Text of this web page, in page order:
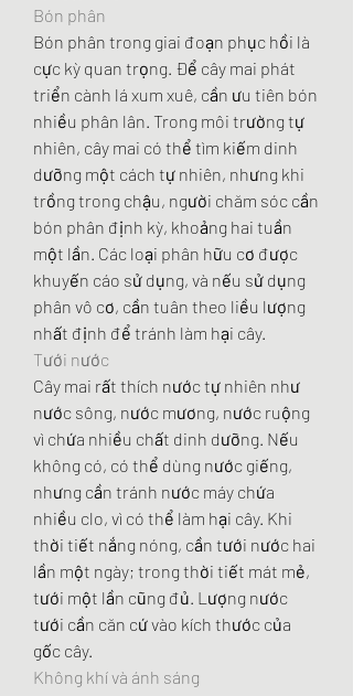
Bón phân
Bón phân trong giai đoạn phục hồi là
cực kỳ quan trọng. Để cây mai phát
triển cành lá xum xuê, cần ưu tiên bón
nhiều phân lân. Trong môi trường tự
nhiên, cây mai có thể tìm kiếm dinh
dưỡng một cách tự nhiên, nhưng khi
trồng trong chậu, người chăm sóc cần
bón phân định kỳ, khoảng hai tuần
một lần. Các loại phân hữu cơ được
khuyến cáo sử dụng, và nếu sử dụng
phân vô cơ, cần tuân theo liều lượng
nhất định để tránh làm hại cây.
Tưới nước
Cây mai rất thích nước tự nhiên như
nước sông, nước mương, nước ruộng
vì chứa nhiều chất dinh dưỡng. Nếu
không có, có thể dùng nước giếng,
nhưng cần tránh nước máy chứa
nhiều clo, vì có thể làm hại cây. Khi
thời tiết nắng nóng, cần tưới nước hai
lần một ngày; trong thời tiết mát mẻ,
tưới một lần cũng đủ. Lượng nước
tưới cần căn cứ vào kích thước của
gốc cây.
Không khí và ánh sáng